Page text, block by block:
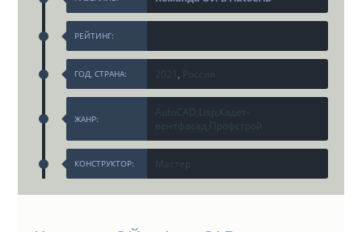
РЕЙТИНГ:
ГОД, СТРАНА: 2021, Россия
ЖАНР:
AutoCAD,Lisp,Кадет-
вентфасад,Профстрой
КОНСТРУКТОР: Мастер